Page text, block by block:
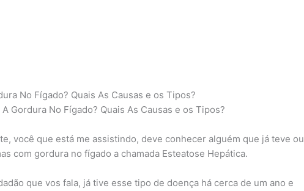
No Fígado? Quais As Causas e os Tipos?
Gordura No Fígado? Quais As Causas e os Tipos?
você que está me assistindo, deve conhecer alguém que já teve ou
com gordura no fígado a chamada Esteatose Hepática.
que vos fala, já tive esse tipo de doença há cerca de um ano e